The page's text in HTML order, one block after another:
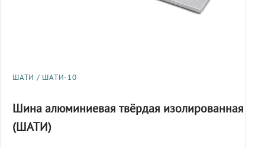
ШАТИ / ШАТИ-10
Шина алюминиевая твёрдая изолированная
(ШАТИ)